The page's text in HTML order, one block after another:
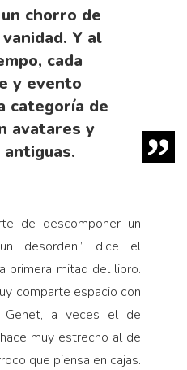
chorro de
Y al
cada
y evento
categoría de
avatares y
de descomponer un
desorden”, dice el
primera mitad del libro.
comparte espacio con
a veces el de
muy estrecho al de
que piensa en cajas.